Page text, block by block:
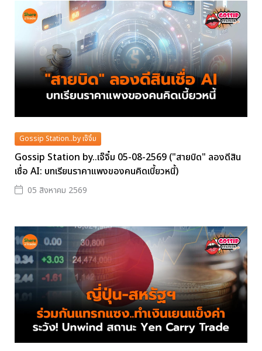
Gossip Station..by เจ๊จิ๋ม
Gossip Station by..เจ๊จิ๋ม 05-08-2569 ("สายบิด" ลองดีสิน
เชื่อ AI: บทเรียนราคาแพงของคนคิดเบี้ยวหนี้)
05 สิงหาคม 2569